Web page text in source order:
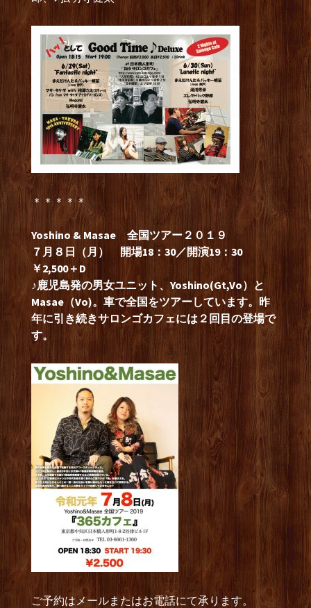
＊＊＊＊＊
Yoshino & Masae 全国ツアー２０１９
７月８日（月） 開場18：30／開演19：30
￥2,500＋D
♪鹿児島発の男女ユニット、Yoshino(Gt,Vo）と
Masae（Vo)。車で全国をツアーしています。昨
年に引き続きサロンゴカフェには２回目の登場で
す。
ご予約はメールまたはお電話にて承ります。